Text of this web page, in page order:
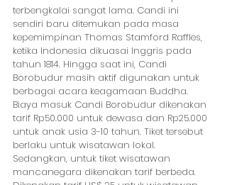
terbengkalai sangat lama. Candi ini
sendiri baru ditemukan pada masa
kepemimpinan Thomas Stamford Raffles,
ketika Indonesia dikuasai Inggris pada
tahun 1814. Hingga saat ini, Candi
Borobudur masih aktif digunakan untuk
berbagai acara keagamaan Buddha.
Biaya masuk Candi Borobudur dikenakan
tarif Rp50.000 untuk dewasa dan Rp25.000
untuk anak usia 3-10 tahun. Tiket tersebut
berlaku untuk wisatawan lokal.
Sedangkan, untuk tiket wisatawan
mancanegara dikenakan tarif berbeda.